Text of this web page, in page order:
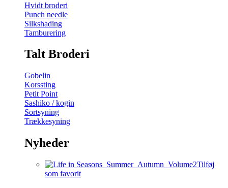
Hvidt broderi
Punch needle
Silkshading
Tamburering
Talt Broderi
Gobelin
Korssting
Petit Point
Sashiko / kogin
Sortsyning
Trækkesyning
Nyheder
Tilføj
som favorit